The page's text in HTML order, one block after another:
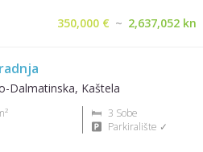
350,000 € ~ 2,637,052 kn
Dalmatinska, Kaštela
3 Sobe
Parkiralište ✓